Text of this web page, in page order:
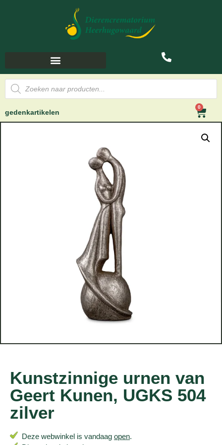
gedenkartikelen
0
Kunstzinnige urnen van
Geert Kunen, UGKS 504
zilver
Deze webwinkel is vandaag open.